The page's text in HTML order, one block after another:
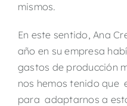
mismos.
En este sentido, Ana
año en su empresa
gastos de producción
nos hemos tenido que
para adaptarnos a